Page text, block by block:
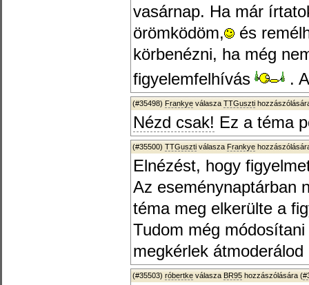
vasárnap. Ha már
örömködöm,
és
körbenézni, ha még
figyelemfelhívás
.
(#35498) Frankye válasza TTGuszti
Nézd csak! Ez a téma
(#35500) TTGuszti válasza Frankye
Elnézést, hogy
Az eseménynaptárban
téma meg elkerülte a
Tudom még
megkérlek átmoderálod
(#35503) róbertke válasza BR95 hozzászólására (